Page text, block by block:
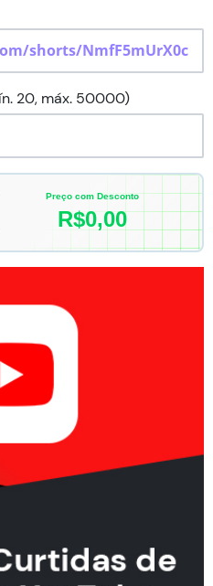
20, máx. 50000)
Preço com Desconto
R$0,00